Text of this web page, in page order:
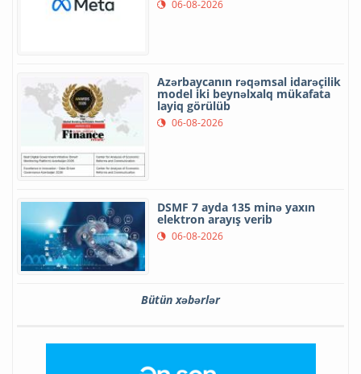
06-08-2026
Azərbaycanın rəqəmsal idarəçilik
model iki beynəlxalq mükafata
layiq görülüb
06-08-2026
DSMF 7 ayda 135 minə yaxın
elektron arayış verib
06-08-2026
Bütün xəbərlər